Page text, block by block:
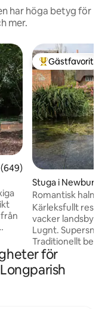
har höga betyg för
mer.
5 i genomsnittligt
för
Populär
Gästfavorit
Stuga i Newbury
Romantisk
trädgård, helt
Kärleksfullt
vacker
Lugnt.
Traditionellt bekvämt. BIL
eftersom det inte
pub i själva byn. BRANT TRAPPA!
Olämpligt för
för